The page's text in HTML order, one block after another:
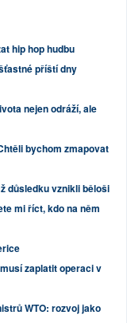
hip hop hudbu
příští dny
nejen odráží, ale
bychom zmapovat
důsledku vznikli běloši
mi říct, kdo na něm
zaplatit operaci v
WTO: rozvoj jako